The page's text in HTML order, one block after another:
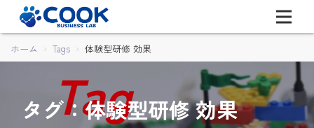
ホーム Tags 体験型研修 効果
タグ：体験型研修 効果